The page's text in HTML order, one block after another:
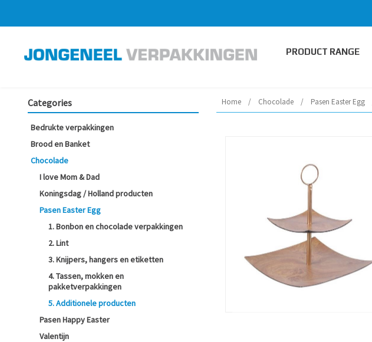
PRODUCT RANGE
Categories
Bedrukte verpakkingen
Brood en Banket
Chocolade
I love Mom & Dad
Koningsdag / Holland producten
Pasen Easter Egg
1. Bonbon en chocolade verpakkingen
2. Lint
3. Knijpers, hangers en etiketten
4. Tassen, mokken en
pakketverpakkingen
5. Additionele producten
Pasen Happy Easter
Valentijn
Home / Chocolade / Pasen Easter Egg